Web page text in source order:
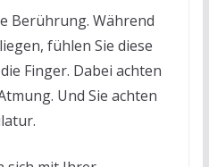
Berührung. Während
fühlen Sie diese
Finger. Dabei achten
Und Sie achten